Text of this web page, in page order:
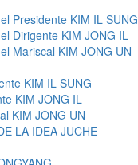
Presidente KIM IL SUNG
Dirigente KIM JONG IL
Mariscal KIM JONG UN
KIM IL SUNG
KIM JONG IL
KIM JONG UN
LA IDEA JUCHE